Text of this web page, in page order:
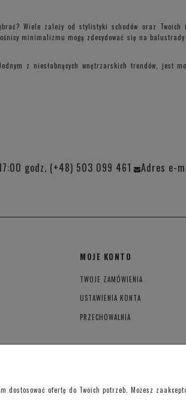
Wiele zależy od stylistyki schodów oraz
minimalizmu mogą zdecydować się na
z niesłabnących wnętrzarskich trendów, jest
godz. (+48) 503 099 461 Adres e-
MOJE KONTO
TWOJE ZAMÓWIENIA
USTAWIENIA KONTA
PRZECHOWALNIA
ofertę do Twoich potrzeb. Możesz